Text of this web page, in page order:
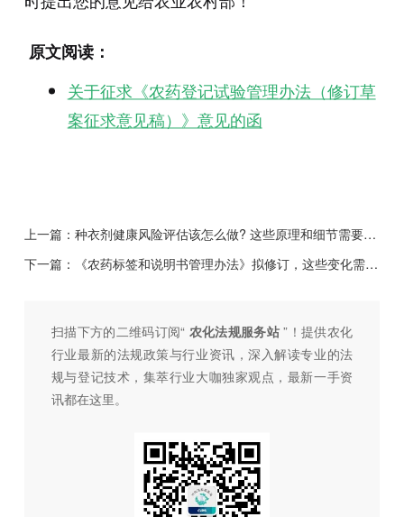
原文阅读：
关于征求《农药登记试验管理办法（修订草
案征求意见稿）》意见的函
上一篇： 种衣剂健康风险评估该怎么做? 这些原理和细节需要懂！
下一篇：
《农药标签和说明书管理办法》拟修订，这些变化需知道！
扫描下方的二维码订阅“ 农化法规服务站 ”！提供农化
行业最新的法规政策与行业资讯，深入解读专业的法
规与登记技术，集萃行业大咖独家观点，最新一手资
讯都在这里。